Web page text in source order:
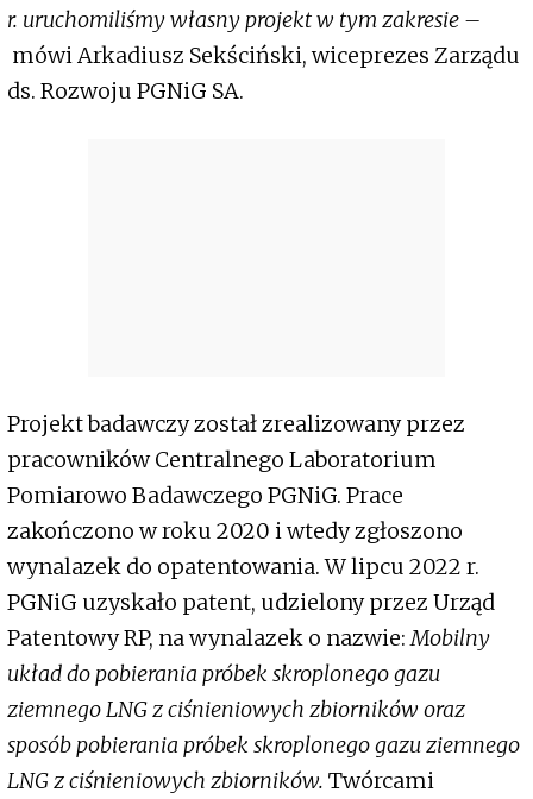
r. uruchomiliśmy własny projekt w tym zakresie –
mówi Arkadiusz Sekściński, wiceprezes Zarządu
ds. Rozwoju PGNiG SA.
Projekt badawczy został zrealizowany przez
pracowników Centralnego Laboratorium
Pomiarowo Badawczego PGNiG. Prace
zakończono w roku 2020 i wtedy zgłoszono
wynalazek do opatentowania. W lipcu 2022 r.
PGNiG uzyskało patent, udzielony przez Urząd
Patentowy RP, na wynalazek o nazwie:Mobilny
układ do pobierania próbek skroplonego gazu
ziemnego LNG z ciśnieniowych zbiorników oraz
sposób pobierania próbek skroplonego gazu ziemnego
LNG z ciśnieniowych zbiorników. Twórcami